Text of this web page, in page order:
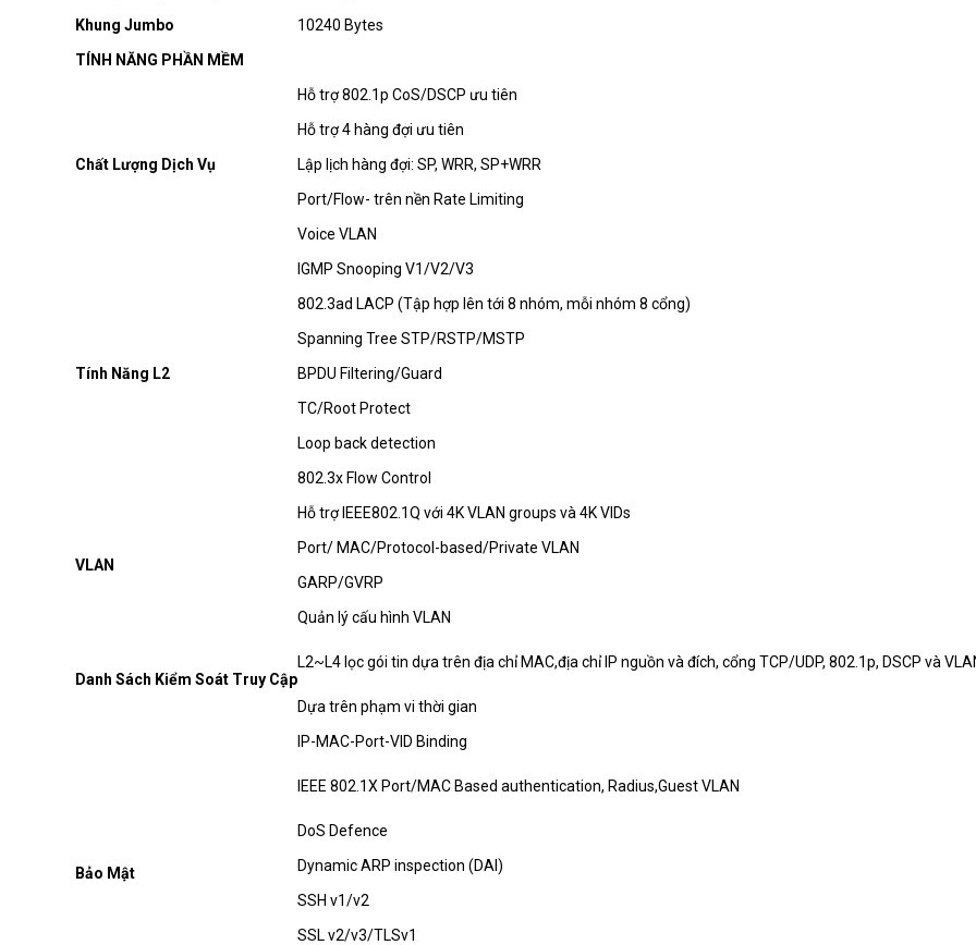
Khung Jumbo
10240 Bytes
TÍNH NĂNG PHẦN MỀM
Chất Lượng Dịch Vụ
Hỗ trợ 802.1p CoS/DSCP ưu tiên
Hỗ trợ 4 hàng đợi ưu tiên
Lập lịch hàng đợi: SP, WRR, SP+WRR
Port/Flow- trên nền Rate Limiting
Voice VLAN
Tính Năng L2
IGMP Snooping V1/V2/V3
802.3ad LACP (Tập hợp lên tới 8 nhóm, mỗi nhóm 8 cổng)
Spanning Tree STP/RSTP/MSTP
BPDU Filtering/Guard
TC/Root Protect
Loop back detection
802.3x Flow Control
VLAN
Hỗ trợ IEEE802.1Q với 4K VLAN groups và 4K VIDs
Port/ MAC/Protocol-based/Private VLAN
GARP/GVRP
Quản lý cấu hình VLAN
Danh Sách Kiểm Soát Truy Cập
L2~L4 lọc gói tin dựa trên địa chỉ MAC,địa chỉ IP nguồn và đích, cổng TCP/UDP, 802.1p, DSCP và
Dựa trên phạm vi thời gian
Bảo Mật
IP-MAC-Port-VID Binding
IEEE 802.1X Port/MAC Based authentication, Radius,Guest VLAN
DoS Defence
Dynamic ARP inspection (DAI)
SSH v1/v2
SSL v2/v3/TLSv1